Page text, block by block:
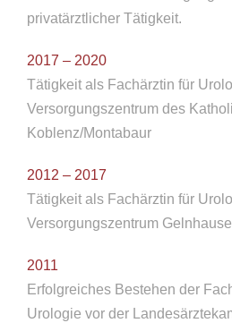
privatärztlicher Tätigkeit.
2017 – 2020
Tätigkeit als Fachärztin für
Versorgungszentrum des
Koblenz/Montabaur
2012 – 2017
Tätigkeit als Fachärztin für
Versorgungszentrum
2011
Erfolgreiches Bestehen der
Urologie vor der